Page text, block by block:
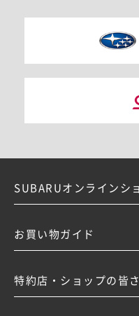
SUBARUオンラインシ
お買い物ガイド
特約店・ショップの皆